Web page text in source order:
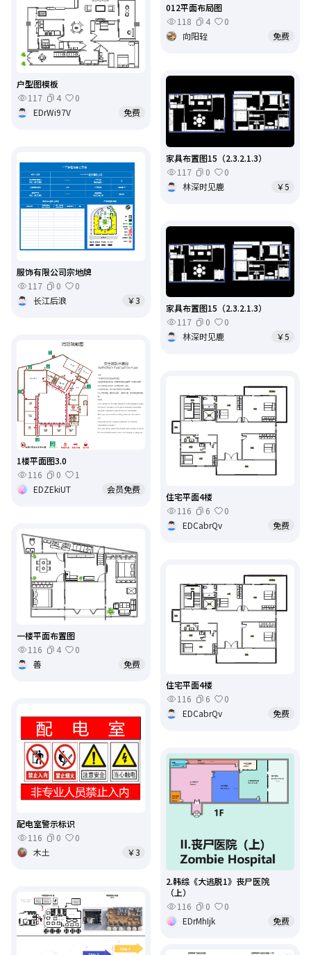
012平面布局图
118
4
0
向阳轾
免费
户型图模板
117
4
0
EDrWi97V
免费
家具布置图15（2.3.2.1.3）
117
0
0
林深时见鹿
￥5
服饰有限公司宗地牌
117
0
0
长江后浪
￥3
家具布置图15（2.3.2.1.3）
117
0
0
林深时见鹿
￥5
1楼平面图3.0
116
0
1
EDZEkiUT
会员免费
住宅平面4楼
116
6
0
EDCabrQv
免费
一楼平面布置图
116
4
0
善
免费
住宅平面4楼
116
6
0
EDCabrQv
免费
配电室警示标识
116
0
0
木土
￥3
2.韩综《大逃脱1》丧尸医院
（上）
116
0
0
EDrMhIjk
免费